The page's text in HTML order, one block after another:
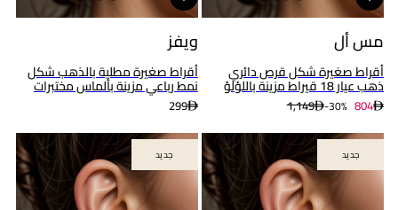
مس أل
أقراط صغيرة شكل قرص دائري
ذهب عيار 18 قيراط مزينة باللؤلؤ
1,149 30%- 804
ويفز
أقراط صغيرة مطلية بالذهب شكل
نمط رباعي مزينة بألماس مختبرات
299
جديد
جديد جديد
جديد